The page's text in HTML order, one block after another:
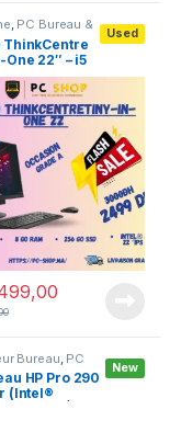
Used
, PC Bureau &
ThinkCentre
22″ – i5
“Occasion”
New
Bureau PC
PC Bureau &
HP Pro 290
(Intel®